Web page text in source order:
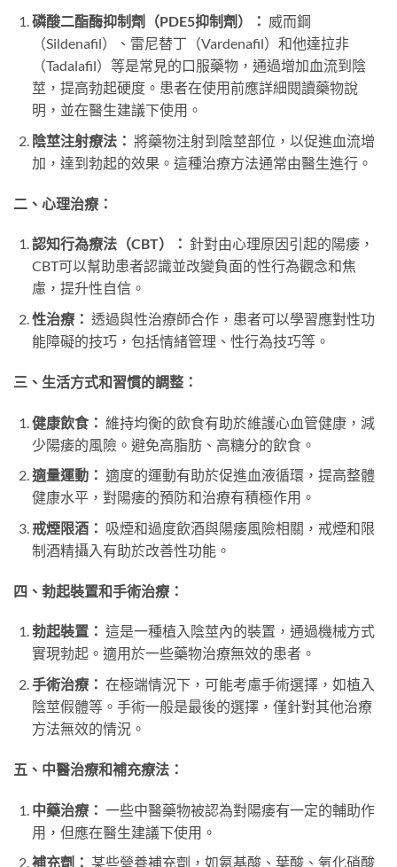
磷酸二酯酶抑制劑（PDE5抑制劑）： 威而鋼
（Sildenafil）、雷尼替丁（Vardenafil）和他達拉非
（Tadalafil）等是常見的口服藥物，通過增加血流到陰
莖，提高勃起硬度。患者在使用前應詳細閱讀藥物說
明，並在醫生建議下使用。
陰莖注射療法： 將藥物注射到陰莖部位，以促進血流增
加，達到勃起的效果。這種治療方法通常由醫生進行。
二、心理治療：
認知行為療法（CBT）： 針對由心理原因引起的陽痿，
CBT可以幫助患者認識並改變負面的性行為觀念和焦
慮，提升性自信。
性治療： 透過與性治療師合作，患者可以學習應對性功
能障礙的技巧，包括情緒管理、性行為技巧等。
三、生活方式和習慣的調整：
健康飲食： 維持均衡的飲食有助於維護心血管健康，減
少陽痿的風險。避免高脂肪、高糖分的飲食。
適量運動： 適度的運動有助於促進血液循環，提高整體
健康水平，對陽痿的預防和治療有積極作用。
戒煙限酒： 吸煙和過度飲酒與陽痿風險相關，戒煙和限
制酒精攝入有助於改善性功能。
四、勃起裝置和手術治療：
勃起裝置： 這是一種植入陰莖內的裝置，通過機械方式
實現勃起。適用於一些藥物治療無效的患者。
手術治療： 在極端情況下，可能考慮手術選擇，如植入
陰莖假體等。手術一般是最後的選擇，僅針對其他治療
方法無效的情況。
五、中醫治療和補充療法：
中藥治療： 一些中醫藥物被認為對陽痿有一定的輔助作
用，但應在醫生建議下使用。
補充劑： 某些營養補充劑，如氨基酸、葉酸、氧化硝酸